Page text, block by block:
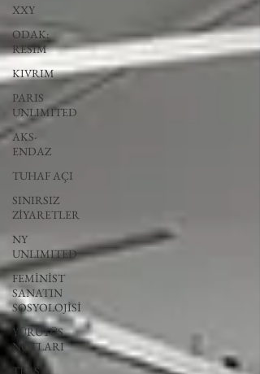
XXY
ODAK:
RESİM
KIVRIM
PARIS
UNLIMITED
AKS-
ENDAZ
TUHAF AÇI
SINIRSIZ
ZİYARETLER
NY
UNLIMITED
FEMİNİST
SANATIN
SOSYOLOJİSİ
YÜRÜYÜŞ
NOTLARI
TERS